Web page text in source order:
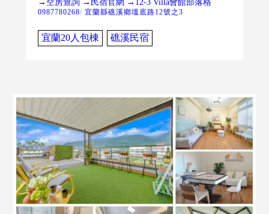
0987780268/ 宜蘭縣礁溪鄉塭底路12號之3
宜蘭20人包棟 礁溪民宿